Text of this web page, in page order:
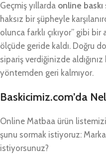
Geçmiş yıllarda online baskı
haksız bir şüpheyle
olunca farklı çıkıyor” gibi bir
ölçüde geride kaldı. Doğru
sipariş verdiğinizde
yöntemden geri kalmıyor.
Baskicimiz.com’da
Online Matbaa ürün
şunu sormak istiyoruz:
istiyorsunuz?